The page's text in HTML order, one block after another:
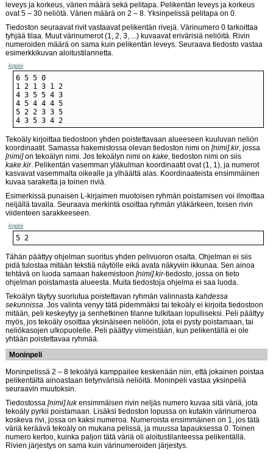
leveys ja korkeus, värien määrä sekä pelitapa. Pelikentän leveys ja korkeus
ovat 5 – 30 neliötä. Värien määrä on 2 – 8. Yksinpelissä pelitapa on 0.
Tiedoston seuraavat rivit vastaavat pelikentän rivejä. Värinumero 0 tarkoittaa
tyhjää tilaa. Muut värinumerot (1, 2, 3, ...) kuvaavat erivärisiä neliöitä. Rivin
numeroiden määrä on sama kuin pelikentän leveys. Seuraava tiedosto vastaa
esimerkkikuvan aloitustilannetta.
kopioi
4 3 5 3 4 2
Tekoäly kirjoittaa tiedostoon yhden poistettavaan alueeseen kuuluvan neliön
koordinaatit. Samassa hakemistossa olevan tiedoston nimi on [nimi].kir, jossa
[nimi]on tekoälyn nimi. Jos tekoälyn nimi on kake, tiedoston nimi on siis
kake.kir. Pelikentän vasemman yläkulman koordinaatit ovat (1, 1), ja numerot
kasvavat vasemmalta oikealle ja ylhäältä alas. Koordinaateista ensimmäinen
kuvaa saraketta ja toinen riviä.
Esimerkissä punaisen L-kirjaimen muotoisen ryhmän poistamisen voi ilmoittaa
neljällä tavalla. Seuraava merkintä osoittaa ryhmän yläkärkeen, toisen rivin
viidenteen sarakkeeseen.
kopioi
5 2
Tähän päättyy ohjelman suoritus yhden pelivuoron osalta. Ohjelman ei siis
pidä tulostaa mitään tekstiä näytölle eikä avata näkyviin ikkunaa. Sen ainoa
tehtävä on luoda samaan hakemistoon [nimi].kir-tiedosto, jossa on tieto
ohjelman poistamasta alueesta. Muita tiedostoja ohjelma ei saa luoda.
Tekoälyn täytyy suoriutua poistettavan ryhmän valinnasta kahdessa
sekunnissa. Jos valinta venyy tätä pidemmäksi tai tekoäly ei kirjoita tiedostoon
mitään, peli keskeytyy ja senhetkinen tilanne tulkitaan lopulliseksi. Peli päättyy
myös, jos tekoäly osoittaa yksinäiseen neliöön, jota ei pysty poistamaan, tai
neliökasojen ulkopuolelle. Peli päättyy viimeistään, kun pelikentällä ei ole
yhtään poistettavaa ryhmää.
Moninpeli
Moninpelissä 2 – 8 tekoälyä kamppailee keskenään niin, että jokainen poistaa
pelikentältä ainoastaan tietynvärisiä neliöitä. Moninpeli vastaa yksinpeliä
seuraavin muutoksin.
Tiedostossa [nimi].lukensimmäisen rivin neljäs numero kuvaa sitä väriä, jota
tekoäly pyrkii poistamaan. Lisäksi tiedoston lopussa on kutakin värinumeroa
koskeva rivi, jossa on kaksi numeroa. Numeroista ensimmäinen on 1, jos tätä
väriä keräävä tekoäly on mukana pelissä, ja muussa tapauksessa 0. Toinen
numero kertoo, kuinka paljon tätä väriä oli aloitustilanteessa pelikentällä.
Rivien järjestys on sama kuin värinumeroiden järjestys.